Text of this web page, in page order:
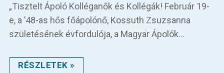
„Tisztelt Ápoló Kolléganők és Kollégák! Február 19-
e, a ’48-as hős főápolónő, Kossuth Zsuzsanna
születésének évfordulója, a Magyar Ápolók…
RÉSZLETEK »